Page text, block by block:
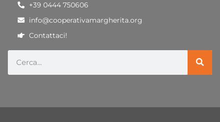
+39 0444 750606
info@cooperativamargherita.org
Contattaci!